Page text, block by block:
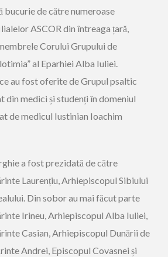
bucurie de către numeroase
ASCOR din întreaga țară,
Corului Grupului de
al Eparhiei Alba Iuliei.
au fost oferite de Grupul psaltic
din medici și studenți în domeniul
de medicul Iustinian Ioachim
a fost prezidată de către
Laurențiu, Arhiepiscopul Sibiului
Din sobor au mai făcut parte
Irineu, Arhiepiscopul Alba Iuliei,
Casian, Arhiepiscopul Dunării de
Andrei, Episcopul Covasnei și